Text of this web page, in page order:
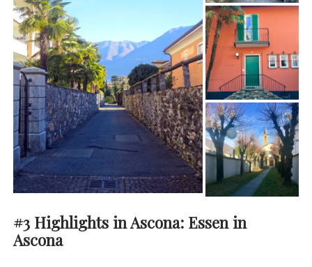
#3 Highlights in Ascona: Essen in
Ascona